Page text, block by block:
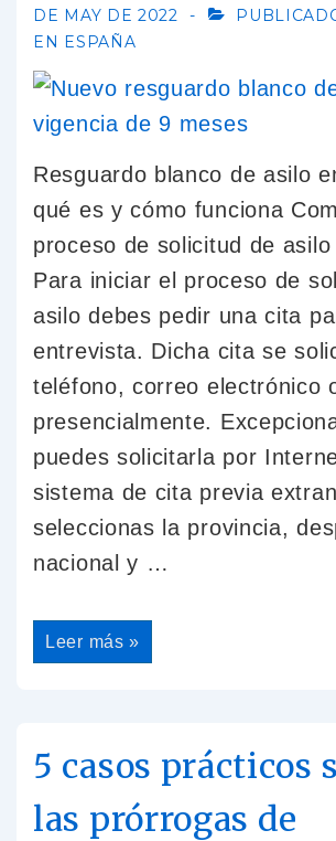
DE MAY DE 2022
EN ESPAÑA
Resguardo blanco de asilo
qué es y cómo funciona
proceso de solicitud de
Para iniciar el proceso de
asilo debes pedir una cita
entrevista. Dicha cita se
teléfono, correo electrónico
presencialmente.
puedes solicitarla por
sistema de cita previa
seleccionas la provincia,
nacional y …
Leer más »
5 casos prácticos
las prórrogas de